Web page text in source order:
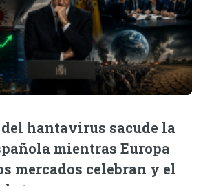
hantavirus sacude la
mientras Europa
mercados celebran y el